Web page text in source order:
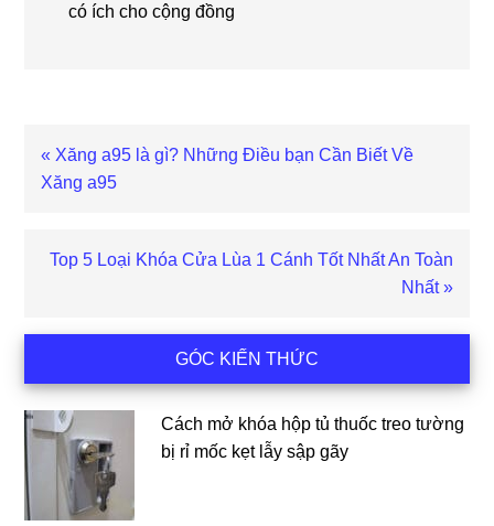
có ích cho cộng đồng
Bài
viết
« Xăng a95 là gì? Những Điều bạn Cần Biết Về
Xăng a95
Bài
Top 5 Loại Khóa Cửa Lùa 1 Cánh Tốt Nhất An Toàn
Nhất »
chính
GÓC KIẾN THỨC
Cách mở khóa hộp tủ thuốc treo tường
bị rỉ mốc kẹt lẫy sập gãy